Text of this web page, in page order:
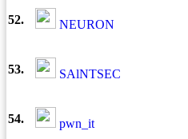
52. NEURON
53. SAlNTSEC
54. pwn_it